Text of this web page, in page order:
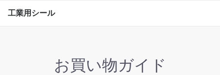
工業用シール
お買い物ガイド